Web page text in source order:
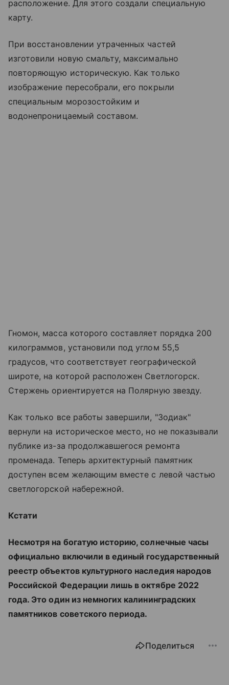
расположение. Для этого создали специальную
карту.
При восстановлении утраченных частей
изготовили новую смальту, максимально
повторяющую историческую. Как только
изображение пересобрали, его покрыли
специальным морозостойким и
водонепроницаемый составом.
Гномон, масса которого составляет порядка 200
килограммов, установили под углом 55,5
градусов, что соответствует географической
широте, на которой расположен Светлогорск.
Стержень ориентируется на Полярную звезду.
Как только все работы завершили, "Зодиак"
вернули на историческое место, но не показывали
публике из-за продолжавшегося ремонта
променада. Теперь архитектурный памятник
доступен всем желающим вместе с левой частью
светлогорской набережной.
Кстати
Несмотря на богатую историю, солнечные часы
официально включили в единый государственный
реестр объектов культурного наследия народов
Российской Федерации лишь в октябре 2022
года. Это один из немногих калининградских
памятников советского периода.
Поделиться